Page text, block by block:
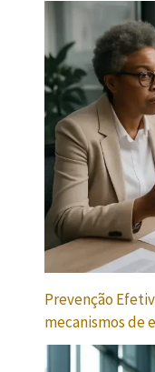
Prevenção
mecanismos de